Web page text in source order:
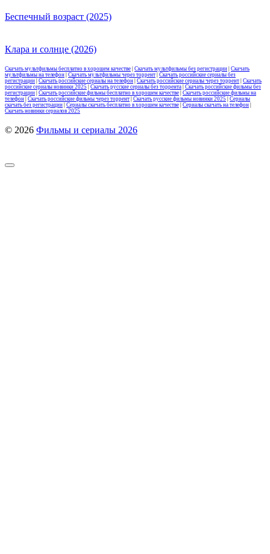
Беспечный возраст (2025)
Клара и солнце (2026)
Скачать мультфильмы бесплатно в хорошем качестве Скачать мультфильмы без регистрации Скачать
мультфильмы на телефон Скачать мультфильмы через торрент Скачать российские сериалы без
регистрации Скачать российские сериалы на телефон Скачать российские сериалы через торрент Скачать
российские сериалы новинки 2025
Скачать русские сериалы без торрента Скачать российские фильмы без
регистрации Скачать российские фильмы бесплатно в хорошем качестве Скачать российские фильмы на
телефон Скачать российские фильмы через торрент Скачать русские фильмы новинки 2025
Сериалы
скачать без регистрации Сериалы скачать бесплатно в хорошем качестве Сериалы скачать на телефон
Скачать новинки сериалов 2025
© 2026 Фильмы и сериалы 2026